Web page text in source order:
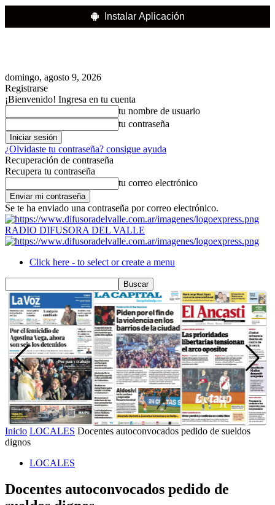
Instalar Aplicación
domingo, agosto 9, 2026
Registrarse
¡Bienvenido! Ingresa en tu cuenta
tu nombre de usuario
tu contraseña
¿Olvidaste tu contraseña? consigue ayuda
Recuperación de contraseña
Recupera tu contraseña
tu correo electrónico
Se te ha enviado una contraseña por correo electrónico.
RADIO DIFUSORA DEL VALLE
Click here - to select or create a menu
Inicio LOCALES Docentes autoconvocados pedido de sueldos
dignos
LOCALES
Docentes autoconvocados pedido de